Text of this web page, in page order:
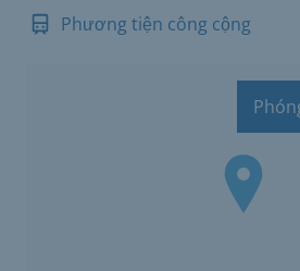
Phương tiện công cộng